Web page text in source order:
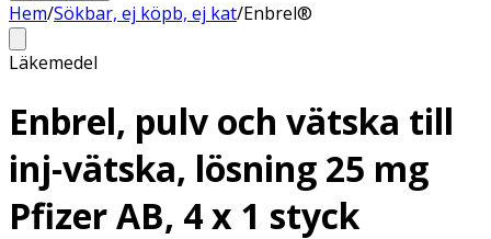
Hem/Sökbar, ej köpb, ej kat/Enbrel®
Läkemedel
Enbrel, pulv och vätska till
inj-vätska, lösning 25 mg
Pfizer AB, 4 x 1 styck